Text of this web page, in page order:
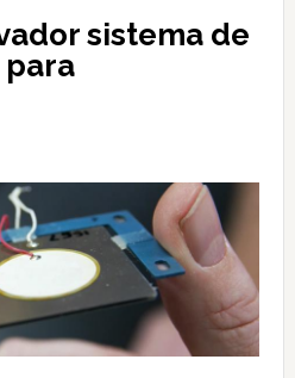
sistema de